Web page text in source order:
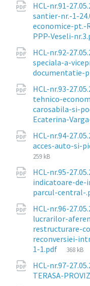
HCL-nr.91-
santier-nr.-1-
economice-pt.-
PPP-Veseli-
HCL-nr.92-
speciala-a-
documentatie-
HCL-nr.93-
tehnico-
carosabila-si-
Ecaterina-
HCL-nr.94-
acces-auto-si-
259 kB
HCL-nr.95-
indicatoare-
parcul-central-
HCL-nr.96-
lucrarilor-
restructurare-
reconversiei-
1-1.pdf
File
368 kB
HCL-nr.97-
TERASA-